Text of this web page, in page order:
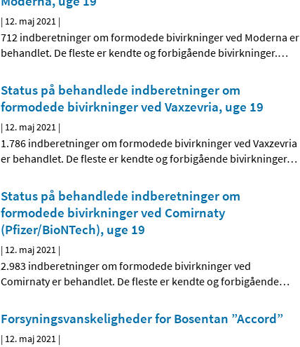
| 12. maj 2021 |
712 indberetninger om formodede bivirkninger ved Moderna er
behandlet. De fleste er kendte og forbigående bivirkninger.…
Status på behandlede indberetninger om
formodede bivirkninger ved Vaxzevria, uge 19
| 12. maj 2021 |
1.786 indberetninger om formodede bivirkninger ved Vaxzevria
er behandlet. De fleste er kendte og forbigående bivirkninger…
Status på behandlede indberetninger om
formodede bivirkninger ved Comirnaty
(Pfizer/BioNTech), uge 19
| 12. maj 2021 |
2.983 indberetninger om formodede bivirkninger ved
Comirnaty er behandlet. De fleste er kendte og forbigående…
Forsyningsvanskeligheder for Bosentan ”Accord”
| 12. maj 2021 |